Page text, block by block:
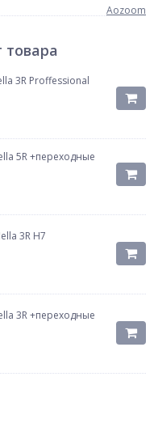
Aozoom
3R Proffessional
5R +переходные
3R H7
3R +переходные